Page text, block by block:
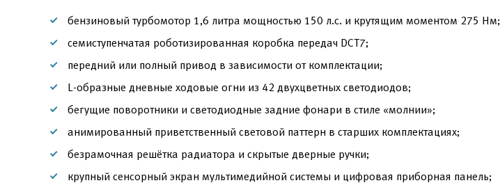
бензиновый турбомотор 1,6 литра мощностью 150 л.с. и крутящим моментом 275 Нм;
семиступенчатая роботизированная коробка передач DCT7;
передний или полный привод в зависимости от комплектации;
L-образные дневные ходовые огни из 42 двухцветных светодиодов;
бегущие поворотники и светодиодные задние фонари в стиле «молнии»;
анимированный приветственный световой паттерн в старших комплектациях;
безрамочная решётка радиатора и скрытые дверные ручки;
крупный сенсорный экран мультимедийной системы и цифровая приборная панель;